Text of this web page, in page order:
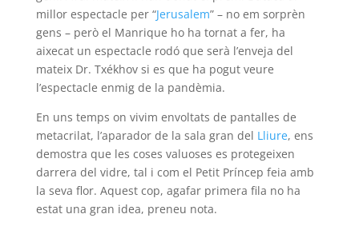
millor espectacle per “Jerusalem” – no em sorprèn
gens – però el Manrique ho ha tornat a fer, ha
aixecat un espectacle rodó que serà l’enveja del
mateix Dr. Txékhov si es que ha pogut veure
l’espectacle enmig de la pandèmia.
En uns temps on vivim envoltats de pantalles de
metacrilat, l’aparador de la sala gran del Lliure, ens
demostra que les coses valuoses es protegeixen
darrera del vidre, tal i com el Petit Príncep feia amb
la seva flor. Aquest cop, agafar primera fila no ha
estat una gran idea, preneu nota.